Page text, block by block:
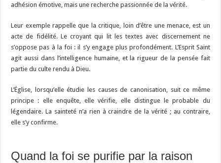
adhésion émotive, mais une recherche passionnée de la vérité.
Leur exemple rappelle que la critique, loin d’être une menace, est un
acte de fidélité. Le croyant qui lit les textes avec discernement ne
s’oppose pas à la foi : il s’y engage plus profondément. L’Esprit Saint
agit aussi dans l’intelligence humaine, et la rigueur de la pensée fait
partie du culte rendu à Dieu.
L’Église, lorsqu’elle étudie les causes de canonisation, suit ce même
principe : elle enquête, elle vérifie, elle distingue le probable du
légendaire. La sainteté n’a rien à craindre de la vérité ; au contraire,
elle s’y confirme.
Quand la foi se purifie par la raison